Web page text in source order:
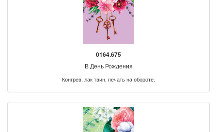
0164.675
В День Рождения
Конгрев, лак твин, печать на обороте.